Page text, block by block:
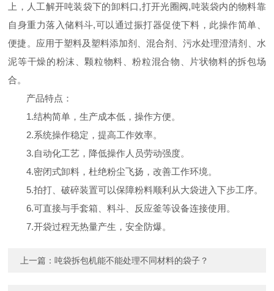
上，人工解开吨装袋下的卸料口,打开光圈阀,吨装袋内的物料靠
自身重力落入储料斗,可以通过振打器促使下料，此操作简单、
便捷。应用于塑料及塑料添加剂、混合剂、污水处理澄清剂、水
泥等干燥的粉沫、颗粒物料、粉粒混合物、片状物料的拆包场
合。
产品特点：
1.结构简单，生产成本低，操作方便。
2.系统操作稳定，提高工作效率。
3.自动化工艺，降低操作人员劳动强度。
4.密闭式卸料，杜绝粉尘飞扬，改善工作环境。
5.拍打、破碎装置可以保障粉料顺利从大袋进入下步工序。
6.可直接与手套箱、料斗、反应釜等设备连接使用。
7.开袋过程无热量产生，安全防爆。
上一篇：吨袋拆包机能不能处理不同材料的袋子？